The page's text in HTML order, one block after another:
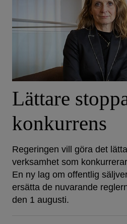
Lättare
konkurrens
Regeringen vill göra det
verksamhet som
En ny lag om offentlig
ersätta de nuvarande
den 1 augusti.